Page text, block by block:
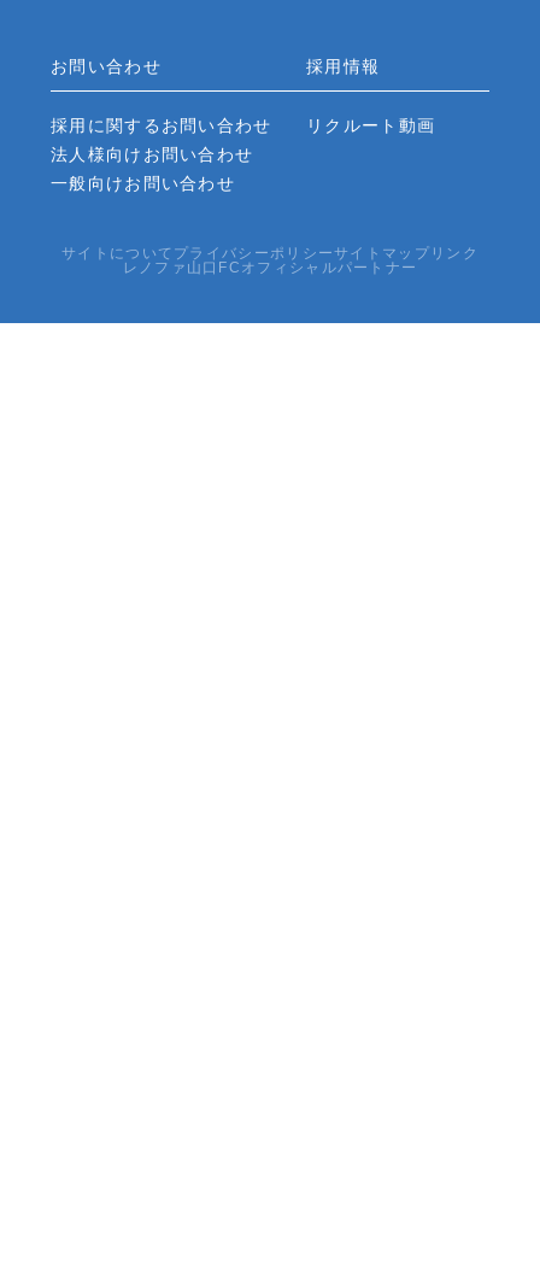
お問い合わせ
採用に関するお問い合わせ
法人様向けお問い合わせ
一般向けお問い合わせ
採用情報
リクルート動画
サイトについて プライバシーポリシーサイトマップ リンク
レノファ山口FCオフィシャルパートナー